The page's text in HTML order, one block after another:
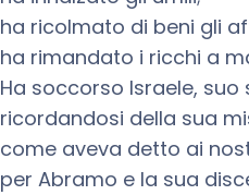
ha ricolmato di beni gli
ha rimandato i ricchi a
Ha soccorso Israele, suo
ricordandosi della sua
come aveva detto ai
per Abramo e la sua